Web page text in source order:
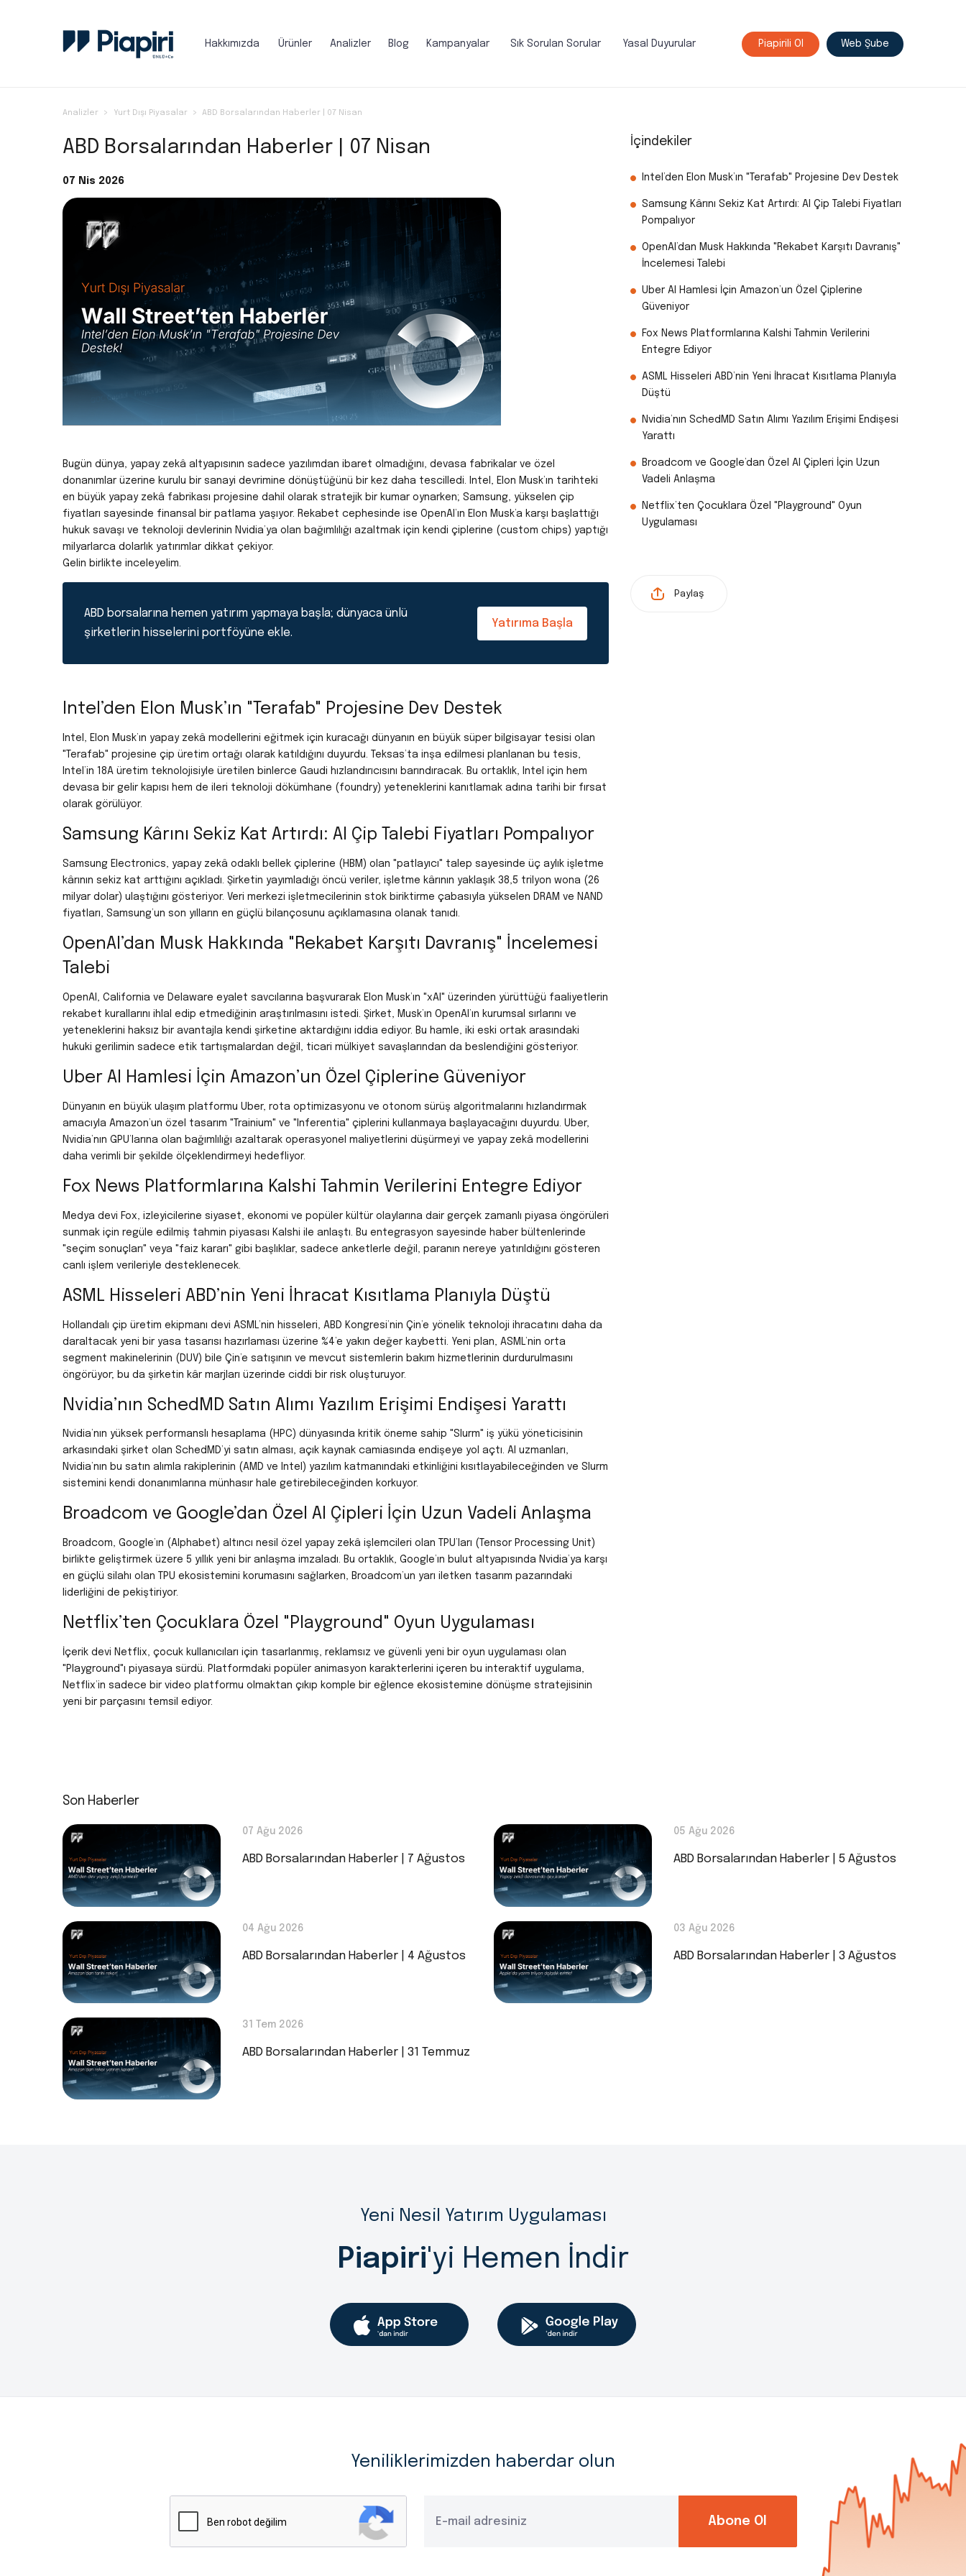
Hakkımızda Ürünler Analizler Blog Kampanyalar Sık Sorulan Sorular Yasal Duyurular Piapirili Ol Web Şube
Analizler Yurt Dışı Piyasalar ABD Borsalarından Haberler | 07 Nisan
ABD Borsalarından Haberler | 07 Nisan
07 Nis 2026
Bugün dünya, yapay zekâ altyapısının sadece yazılımdan ibaret olmadığını, devasa fabrikalar ve özel
donanımlar üzerine kurulu bir sanayi devrimine dönüştüğünü bir kez daha tescilledi. Intel, Elon Musk’ın tarihteki
en büyük yapay zekâ fabrikası projesine dahil olarak stratejik bir kumar oynarken; Samsung, yükselen çip
fiyatları sayesinde finansal bir patlama yaşıyor. Rekabet cephesinde ise OpenAI’ın Elon Musk’a karşı başlattığı
hukuk savaşı ve teknoloji devlerinin Nvidia’ya olan bağımlılığı azaltmak için kendi çiplerine (custom chips) yaptığı
milyarlarca dolarlık yatırımlar dikkat çekiyor.
Gelin birlikte inceleyelim.
ABD borsalarına hemen yatırım yapmaya başla; dünyaca ünlü
şirketlerin hisselerini portföyüne ekle.
Yatırıma Başla
Intel’den Elon Musk’ın "Terafab" Projesine Dev Destek
Intel, Elon Musk’ın yapay zekâ modellerini eğitmek için kuracağı dünyanın en büyük süper bilgisayar tesisi olan
"Terafab" projesine çip üretim ortağı olarak katıldığını duyurdu. Teksas’ta inşa edilmesi planlanan bu tesis,
Intel’in 18A üretim teknolojisiyle üretilen binlerce Gaudi hızlandırıcısını barındıracak. Bu ortaklık, Intel için hem
devasa bir gelir kapısı hem de ileri teknoloji dökümhane (foundry) yeteneklerini kanıtlamak adına tarihi bir fırsat
olarak görülüyor.
Samsung Kârını Sekiz Kat Artırdı: AI Çip Talebi Fiyatları Pompalıyor
Samsung Electronics, yapay zekâ odaklı bellek çiplerine (HBM) olan "patlayıcı" talep sayesinde üç aylık işletme
kârının sekiz kat arttığını açıkladı. Şirketin yayımladığı öncü veriler, işletme kârının yaklaşık 38,5 trilyon wona (26
milyar dolar) ulaştığını gösteriyor. Veri merkezi işletmecilerinin stok biriktirme çabasıyla yükselen DRAM ve NAND
fiyatları, Samsung’un son yılların en güçlü bilançosunu açıklamasına olanak tanıdı.
OpenAI’dan Musk Hakkında "Rekabet Karşıtı Davranış" İncelemesi
Talebi
OpenAI, California ve Delaware eyalet savcılarına başvurarak Elon Musk’ın "xAI" üzerinden yürüttüğü faaliyetlerin
rekabet kurallarını ihlal edip etmediğinin araştırılmasını istedi. Şirket, Musk’ın OpenAI’ın kurumsal sırlarını ve
yeteneklerini haksız bir avantajla kendi şirketine aktardığını iddia ediyor. Bu hamle, iki eski ortak arasındaki
hukuki gerilimin sadece etik tartışmalardan değil, ticari mülkiyet savaşlarından da beslendiğini gösteriyor.
Uber AI Hamlesi İçin Amazon’un Özel Çiplerine Güveniyor
Dünyanın en büyük ulaşım platformu Uber, rota optimizasyonu ve otonom sürüş algoritmalarını hızlandırmak
amacıyla Amazon’un özel tasarım "Trainium" ve "Inferentia" çiplerini kullanmaya başlayacağını duyurdu. Uber,
Nvidia’nın GPU’larına olan bağımlılığı azaltarak operasyonel maliyetlerini düşürmeyi ve yapay zekâ modellerini
daha verimli bir şekilde ölçeklendirmeyi hedefliyor.
Fox News Platformlarına Kalshi Tahmin Verilerini Entegre Ediyor
Medya devi Fox, izleyicilerine siyaset, ekonomi ve popüler kültür olaylarına dair gerçek zamanlı piyasa öngörüleri
sunmak için regüle edilmiş tahmin piyasası Kalshi ile anlaştı. Bu entegrasyon sayesinde haber bültenlerinde
"seçim sonuçları" veya "faiz kararı" gibi başlıklar, sadece anketlerle değil, paranın nereye yatırıldığını gösteren
canlı işlem verileriyle desteklenecek.
ASML Hisseleri ABD’nin Yeni İhracat Kısıtlama Planıyla Düştü
Hollandalı çip üretim ekipmanı devi ASML’nin hisseleri, ABD Kongresi’nin Çin’e yönelik teknoloji ihracatını daha da
daraltacak yeni bir yasa tasarısı hazırlaması üzerine %4’e yakın değer kaybetti. Yeni plan, ASML’nin orta
segment makinelerinin (DUV) bile Çin’e satışının ve mevcut sistemlerin bakım hizmetlerinin durdurulmasını
öngörüyor; bu da şirketin kâr marjları üzerinde ciddi bir risk oluşturuyor.
Nvidia’nın SchedMD Satın Alımı Yazılım Erişimi Endişesi Yarattı
Nvidia’nın yüksek performanslı hesaplama (HPC) dünyasında kritik öneme sahip "Slurm" iş yükü yöneticisinin
arkasındaki şirket olan SchedMD’yi satın alması, açık kaynak camiasında endişeye yol açtı. AI uzmanları,
Nvidia’nın bu satın alımla rakiplerinin (AMD ve Intel) yazılım katmanındaki etkinliğini kısıtlayabileceğinden ve Slurm
sistemini kendi donanımlarına münhasır hale getirebileceğinden korkuyor.
Broadcom ve Google’dan Özel AI Çipleri İçin Uzun Vadeli Anlaşma
Broadcom, Google’ın (Alphabet) altıncı nesil özel yapay zekâ işlemcileri olan TPU’ları (Tensor Processing Unit)
birlikte geliştirmek üzere 5 yıllık yeni bir anlaşma imzaladı. Bu ortaklık, Google’ın bulut altyapısında Nvidia’ya karşı
en güçlü silahı olan TPU ekosistemini korumasını sağlarken, Broadcom’un yarı iletken tasarım pazarındaki
liderliğini de pekiştiriyor.
Netflix’ten Çocuklara Özel "Playground" Oyun Uygulaması
İçerik devi Netflix, çocuk kullanıcıları için tasarlanmış, reklamsız ve güvenli yeni bir oyun uygulaması olan
"Playground"ı piyasaya sürdü. Platformdaki popüler animasyon karakterlerini içeren bu interaktif uygulama,
Netflix’in sadece bir video platformu olmaktan çıkıp komple bir eğlence ekosistemine dönüşme stratejisinin
yeni bir parçasını temsil ediyor.
İçindekiler
Intel’den Elon Musk’ın "Terafab" Projesine Dev Destek
Samsung Kârını Sekiz Kat Artırdı: AI Çip Talebi Fiyatları
Pompalıyor
OpenAI’dan Musk Hakkında "Rekabet Karşıtı Davranış"
İncelemesi Talebi
Uber AI Hamlesi İçin Amazon’un Özel Çiplerine
Güveniyor
Fox News Platformlarına Kalshi Tahmin Verilerini
Entegre Ediyor
ASML Hisseleri ABD’nin Yeni İhracat Kısıtlama Planıyla
Düştü
Nvidia’nın SchedMD Satın Alımı Yazılım Erişimi Endişesi
Yarattı
Broadcom ve Google’dan Özel AI Çipleri İçin Uzun
Vadeli Anlaşma
Netflix’ten Çocuklara Özel "Playground" Oyun
Uygulaması
Paylaş
Son Haberler
07 Ağu 2026
ABD Borsalarından Haberler | 7 Ağustos
05 Ağu 2026
ABD Borsalarından Haberler | 5 Ağustos
04 Ağu 2026
ABD Borsalarından Haberler | 4 Ağustos
03 Ağu 2026
ABD Borsalarından Haberler | 3 Ağustos
31 Tem 2026
ABD Borsalarından Haberler | 31 Temmuz
Yeni Nesil Yatırım Uygulaması
Piapiri'yi Hemen İndir
Yeniliklerimizden haberdar olun
Abone Ol